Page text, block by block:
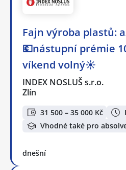
Fajn výroba plastů:
💶nástupní prémie
víkend volný☀
INDEX NOSLUŠ s.r.o.
Zlín
31 500 – 35 000 Kč
Vhodné také pro
dnešní